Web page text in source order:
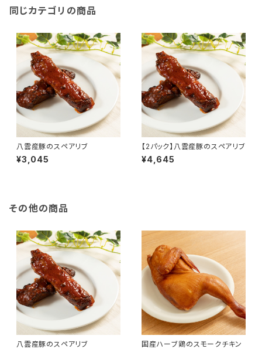
同じカテゴリの商品
八雲産豚のスペアリブ
¥3,045
【2パック】八雲産豚のスペアリブ
¥4,645
その他の商品
八雲産豚のスペアリブ 国産ハーブ鶏のスモークチキン